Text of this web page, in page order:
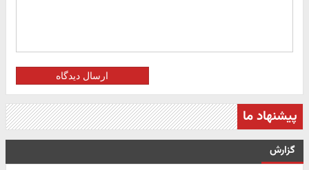
ارسال دیدگاه
پیشنهاد ما
گزارش